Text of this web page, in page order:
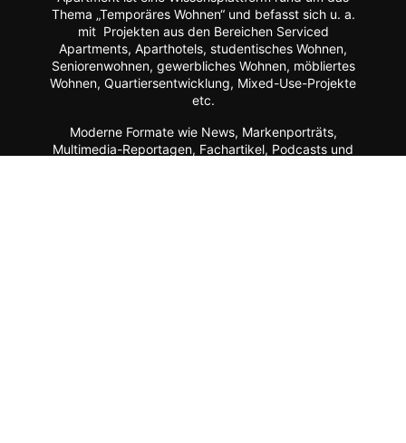
Thema „Temporäres Wohnen“ und befasst sich u. a.
mit Projekten aus den Bereichen Serviced
Apartments, Aparthotels, studentisches Wohnen,
Seniorenwohnen, gewerbliches Wohnen, möbliertes
Wohnen, Quartiersentwicklung, Mixed-Use-Projekte
etc.
Moderne Formate wie News, Markenporträts,
Multimedia-Reportagen, Fachartikel, Podcasts und